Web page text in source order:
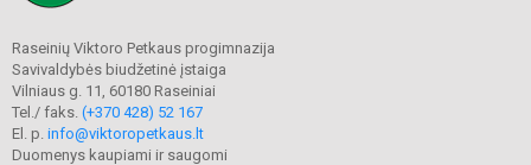
Raseinių Viktoro Petkaus progimnazija
Savivaldybės biudžetinė įstaiga
Vilniaus g. 11, 60180 Raseiniai
Tel./ faks. (+370 428) 52 167
El. p. info@viktoropetkaus.lt
Duomenys kaupiami ir saugomi